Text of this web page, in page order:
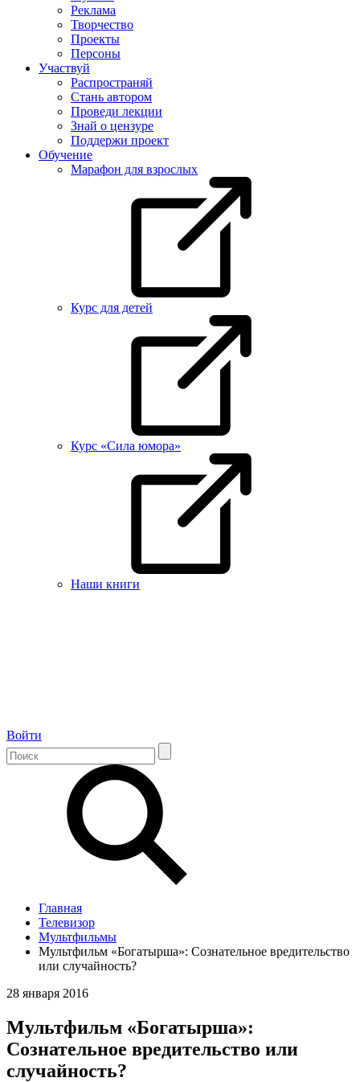
Реклама
Творчество
Проекты
Персоны
Участвуй
Распространяй
Стань автором
Проведи лекции
Знай о цензуре
Поддержи проект
Обучение
Марафон для взрослых
Курс для детей
Курс «Сила юмора»
Наши книги
Войти
Главная
Телевизор
Мультфильмы
Мультфильм «Богатырша»: Сознательное вредительство
или случайность?
28 января 2016
Мультфильм «Богатырша»:
Сознательное вредительство или
случайность?